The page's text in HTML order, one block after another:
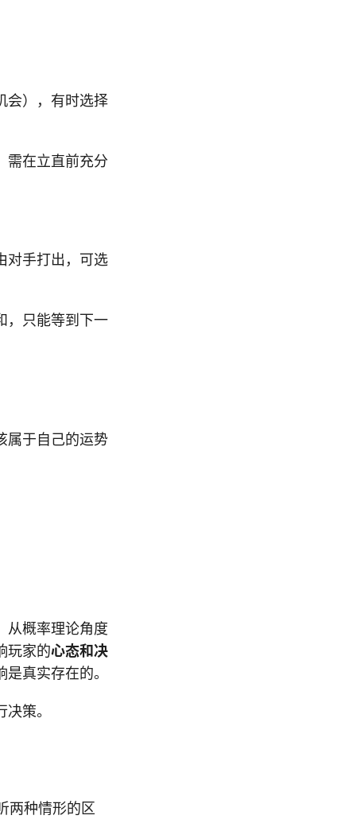
会），有时选择
需在立直前充分
对手打出，可选
，只能等到下一
于自己的运势
从概率理论角度
玩家的心态和决
真实存在的。
策。
两种情形的区